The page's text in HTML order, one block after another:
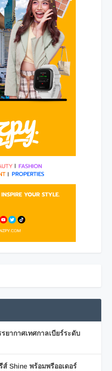
ยากาศเทศกาลเบียร์ระดับ
Shine พร้อมพรีออเดอร์